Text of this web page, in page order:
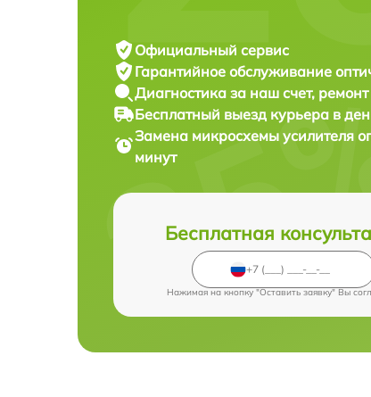
Официальный сервис
Гарантийное обслуживание
Диагностика за наш счет,
Бесплатный выезд курьера в
Замена микросхемы усилителя
минут
Бесплатная
Нажимая на кнопку "Оставить заявку" Вы